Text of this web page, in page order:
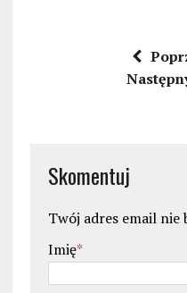
Skomentuj
Twój adres email nie
Imię*